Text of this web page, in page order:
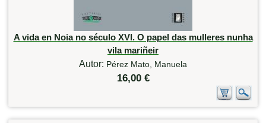
A vida en Noia no século XVI. O papel das mulleres nunha
vila mariñeir
Autor: Pérez Mato, Manuela
16,00 €